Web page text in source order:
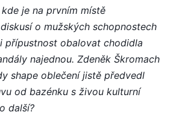
je na prvním místě
o mužských schopnostech
přípustnost obalovat chodidla
najednou. Zdeněk Škromach
shape oblečení jistě předvedl
od bazénku s živou kulturní
další?